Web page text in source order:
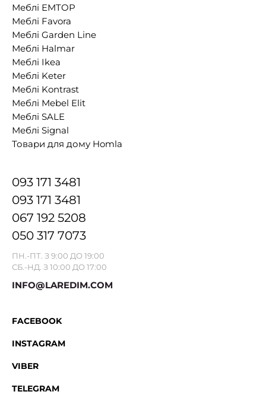
Меблі EMTOP
Меблі Favora
Меблі Garden Line
Меблі Halmar
Меблі Ikea
Меблі Keter
Меблі Kontrast
Меблі Mebel Elit
Меблі SALE
Меблі Signal
Товари для дому Homla
093 171 3481
093 171 3481
067 192 5208
050 317 7073
ПН.-ПТ. З 9:00 ДО 19:00
СБ.-НД. З 10:00 ДО 17:00
INFO@LAREDIM.COM
FACEBOOK
INSTAGRAM
VIBER
TELEGRAM